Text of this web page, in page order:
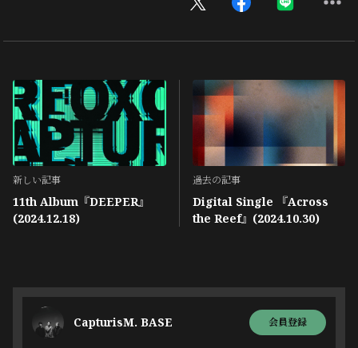
新しい記事
11th Album『DEEPER』
(2024.12.18)
過去の記事
Digital Single 『Across
the Reef』(2024.10.30)
CapturisM. BASE 会員登録